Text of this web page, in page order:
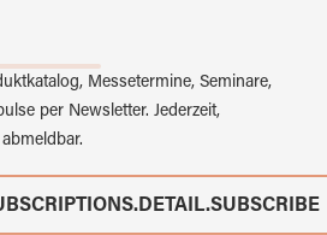
Messetermine, Seminare,
per Newsletter. Jederzeit,